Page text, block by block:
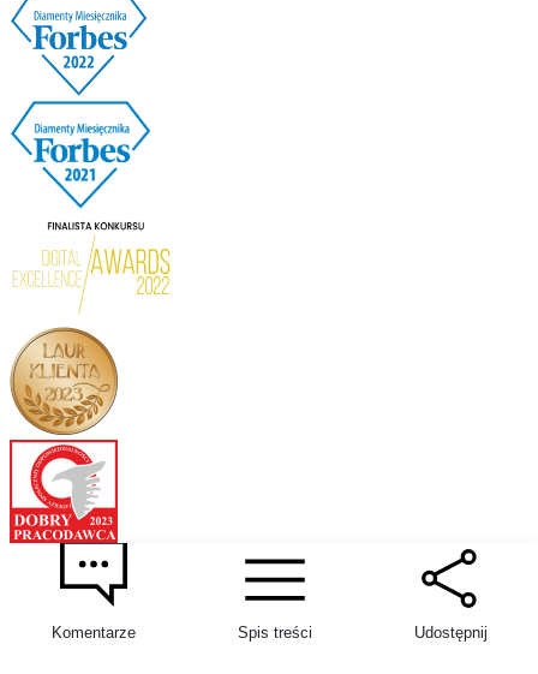
Komentarze Spis treści Udostępnij